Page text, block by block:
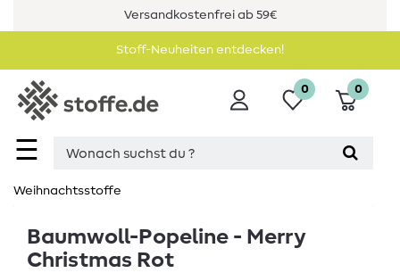
Versandkostenfrei ab 59€
Stoff-Neuheiten entdecken!
☰
0 0
Weihnachtsstoffe
Baumwoll-Popeline - Merry
Christmas Rot